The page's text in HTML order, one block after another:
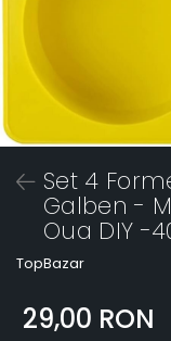
Set 4
Galben -
Oua DIY -
TopBazar
29,00 RON